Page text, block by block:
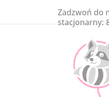
Zadzwoń do
stacjonarny: